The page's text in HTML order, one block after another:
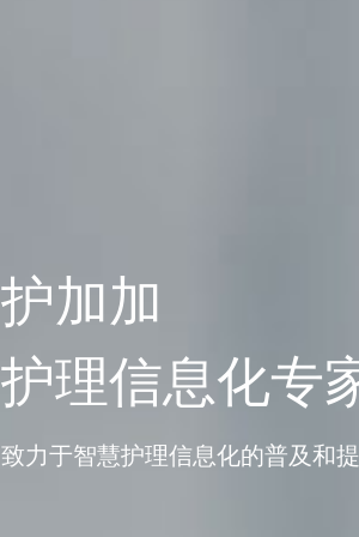
护加加
护理信息化专
致力于智慧护理信息化的普及和